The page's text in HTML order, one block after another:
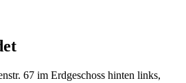
67 im Erdgeschoss hinten links,